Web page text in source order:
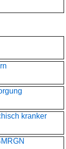
kranker